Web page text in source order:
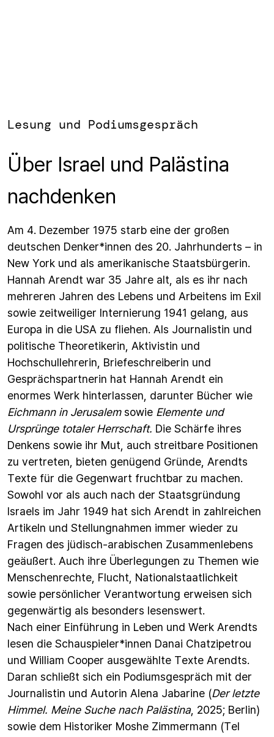
Lesung und Podiumsgespräch
Über Israel und Palästina
nachdenken
Am 4. Dezember 1975 starb eine der großen
deutschen Denker*innen des 20. Jahrhunderts – in
New York und als amerikanische Staatsbürgerin.
Hannah Arendt war 35 Jahre alt, als es ihr nach
mehreren Jahren des Lebens und Arbeitens im Exil
sowie zeitweiliger Internierung 1941 gelang, aus
Europa in die USA zu fliehen. Als Journalistin und
politische Theoretikerin, Aktivistin und
Hochschullehrerin, Briefeschreiberin und
Gesprächspartnerin hat Hannah Arendt ein
enormes Werk hinterlassen, darunter Bücher wie
Eichmann in Jerusalemsowie Elemente und
Ursprünge totaler Herrschaft. Die Schärfe ihres
Denkens sowie ihr Mut, auch streitbare Positionen
zu vertreten, bieten genügend Gründe, Arendts
Texte für die Gegenwart fruchtbar zu machen.
Sowohl vor als auch nach der Staatsgründung
Israels im Jahr 1949 hat sich Arendt in zahlreichen
Artikeln und Stellungnahmen immer wieder zu
Fragen des jüdisch-arabischen Zusammenlebens
geäußert. Auch ihre Überlegungen zu Themen wie
Menschenrechte, Flucht, Nationalstaatlichkeit
sowie persönlicher Verantwortung erweisen sich
gegenwärtig als besonders lesenswert.
Nach einer Einführung in Leben und Werk Arendts
lesen die Schauspieler*innen Danai Chatzipetrou
und William Cooper ausgewählte Texte Arendts.
Daran schließt sich ein Podiumsgespräch mit der
Journalistin und Autorin Alena Jabarine (Der letzte
Himmel. Meine Suche nach Palästina, 2025; Berlin)
sowie dem Historiker Moshe Zimmermann (Tel